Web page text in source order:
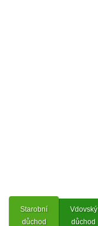
Starobní
důchod
Vdovský
důchod